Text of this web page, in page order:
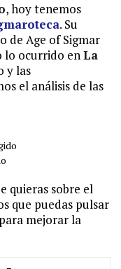
, hoy tenemos
. Su
de Age of Sigmar
lo ocurrido enLa
y las
el análisis de las
quieras sobre el
que puedas pulsar
para mejorar la